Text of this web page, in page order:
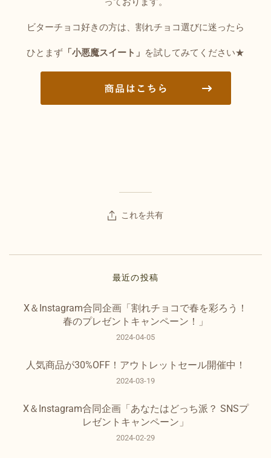
これを共有
ビターチョコ好きの方は、割れチョコ選びに迷ったら
ひとまず 「小悪魔スイート」 を試してみてください★
最近の投稿
X＆Instagram合同企画「割れチョコで春を彩ろう！
春のプレゼントキャンペーン！」
2024-04-05
人気商品が30%OFF！アウトレットセール開催中！
2024-03-19
X＆Instagram合同企画「あなたはどっち派？ SNSプ
レゼントキャンペーン」
2024-02-29